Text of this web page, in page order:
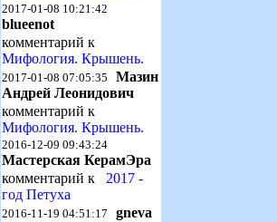
2017-01-08 10:21:42
blueenot
комментарий к
Мифология. Крышень.
2017-01-08 07:05:35 Мазин
Андрей Леонидович
комментарий к
Мифология. Крышень.
2016-12-09 09:43:24
Мастерская КерамЭра
комментарий к 2017 -
год Петуха
2016-11-19 04:51:17 gneva